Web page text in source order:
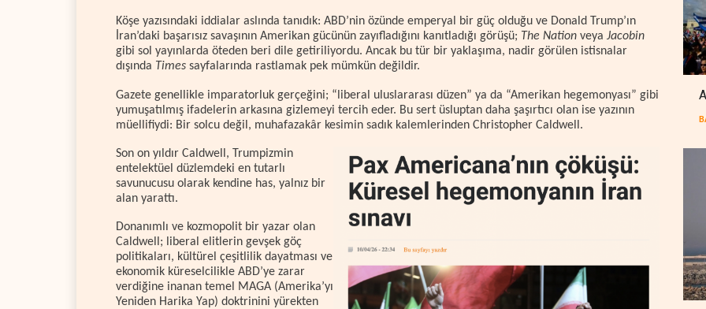
Köşe yazısındaki iddialar aslında tanıdık: ABD’nin özünde emperyal bir güç olduğu ve Donald Trump’ın
İran’daki başarısız savaşının Amerikan gücünün zayıfladığını kanıtladığı görüşü; The Nation veya Jacobin
gibi sol yayınlarda öteden beri dile getiriliyordu. Ancak bu tür bir yaklaşıma, nadir görülen istisnalar
dışında Times sayfalarında rastlamak pek mümkün değildir.
Gazete genellikle imparatorluk gerçeğini; “liberal uluslararası düzen” ya da “Amerikan hegemonyası” gibi
yumuşatılmış ifadelerin arkasına gizlemeyi tercih eder. Bu sert üsluptan daha şaşırtıcı olan ise yazının
müellifiydi: Bir solcu değil, muhafazakâr kesimin sadık kalemlerinden Christopher Caldwell.
Son on yıldır Caldwell, Trumpizmin
entelektüel düzlemdeki en tutarlı
savunucusu olarak kendine has, yalnız bir
alan yarattı.
Donanımlı ve kozmopolit bir yazar olan
Caldwell; liberal elitlerin gevşek göç
politikaları, kültürel çeşitlilik dayatması ve
ekonomik küreselcilikle ABD’ye zarar
verdiğine inanan temel MAGA (Amerika’yı
Yeniden Harika Yap) doktrinini yürekten